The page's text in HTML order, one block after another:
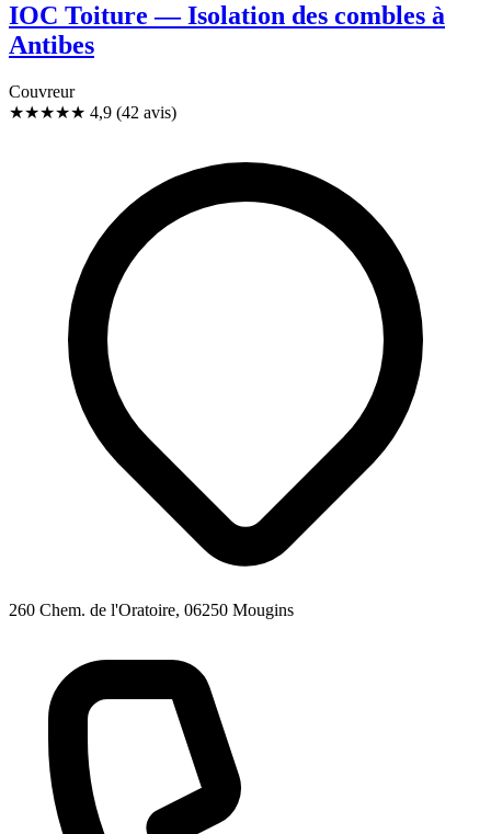
IOC Toiture — Isolation des combles à
Antibes
Couvreur
★★★★★ 4,9 (42 avis)
260 Chem. de l'Oratoire, 06250 Mougins